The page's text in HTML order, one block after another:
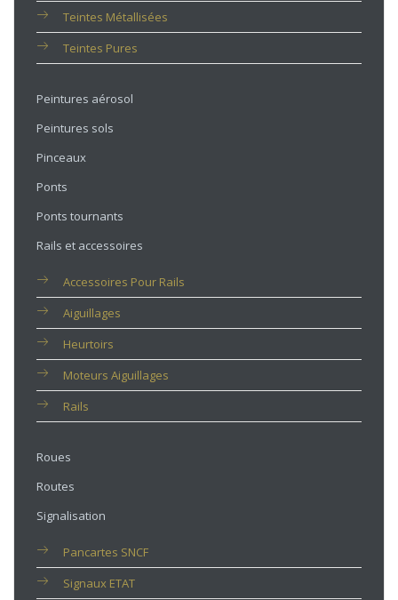
Teintes Métallisées
Teintes Pures
Peintures aérosol
Peintures sols
Pinceaux
Ponts
Ponts tournants
Rails et accessoires
Accessoires Pour Rails
Aiguillages
Heurtoirs
Moteurs Aiguillages
Rails
Roues
Routes
Signalisation
Pancartes SNCF
Signaux ETAT